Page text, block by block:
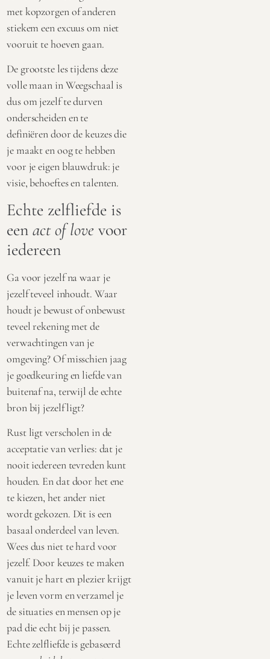
met kopzorgen of anderen
stiekem een excuus om niet
vooruit te hoeven gaan.
De grootste les tijdens deze
volle maan in Weegschaal is
dus om jezelf te durven
onderscheiden en te
definiëren door de keuzes die
je maakt en oog te hebben
voor je eigen blauwdruk: je
visie, behoeftes en talenten.
Echte zelfliefde is
een act of love voor
iedereen
Ga voor jezelf na waar je
jezelf teveel inhoudt. Waar
houdt je bewust of onbewust
teveel rekening met de
verwachtingen van je
omgeving? Of misschien jaag
je goedkeuring en liefde van
buitenaf na, terwijl de echte
bron bij jezelf ligt?
Rust ligt verscholen in de
acceptatie van verlies: dat je
nooit iedereen tevreden kunt
houden. En dat door het ene
te kiezen, het ander niet
wordt gekozen. Dit is een
basaal onderdeel van leven.
Wees dus niet te hard voor
jezelf. Door keuzes te maken
vanuit je hart en plezier krijgt
je leven vorm en verzamel je
de situaties en mensen op je
pad die echt bij je passen.
Echte zelfliefde is gebaseerd